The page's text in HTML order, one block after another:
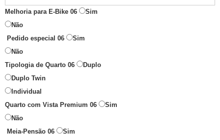
Melhoria para E-Bike 06
Sim
Não
Pedido especial 06
Sim
Não
Tipologia de Quarto 06
Duplo
Duplo Twin
Individual
Quarto com Vista Premium 06
Sim
Não
Meia-Pensão 06
Sim